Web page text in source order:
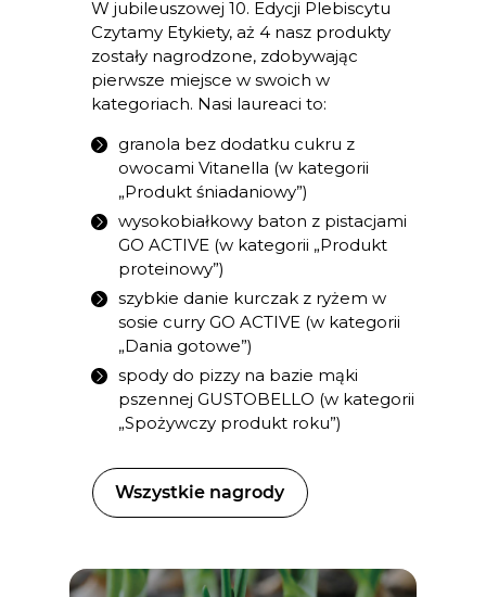
W jubileuszowej 10. Edycji Plebiscytu
Czytamy Etykiety, aż 4 nasz produkty
zostały nagrodzone, zdobywając
pierwsze miejsce w swoich w
kategoriach. Nasi laureaci to:
granola bez dodatku cukru z
owocami Vitanella (w kategorii
„Produkt śniadaniowy”)
wysokobiałkowy baton z pistacjami
GO ACTIVE (w kategorii „Produkt
proteinowy”)
szybkie danie kurczak z ryżem w
sosie curry GO ACTIVE (w kategorii
„Dania gotowe”)
spody do pizzy na bazie mąki
pszennej GUSTOBELLO (w kategorii
„Spożywczy produkt roku”)
Wszystkie nagrody